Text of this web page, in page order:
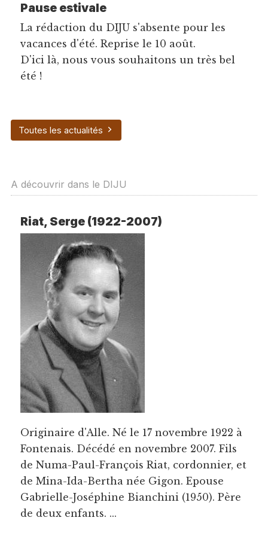
Pause estivale
La rédaction du DIJU s'absente pour les
vacances d'été. Reprise le 10 août.
D'ici là, nous vous souhaitons un très bel
été !
Toutes les actualités
A découvrir dans le DIJU
Riat, Serge (1922-2007)
Originaire d'Alle. Né le 17 novembre 1922 à
Fontenais. Décédé en novembre 2007. Fils
de Numa-Paul-François Riat, cordonnier, et
de Mina-Ida-Bertha née Gigon. Epouse
Gabrielle-Joséphine Bianchini (1950). Père
de deux enfants. ...